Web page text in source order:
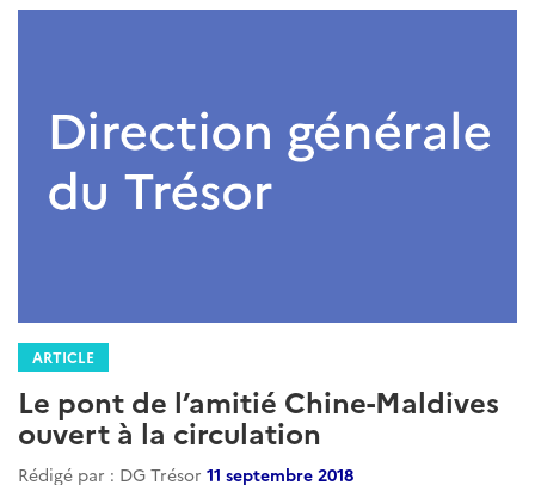
ARTICLE
Le pont de l’amitié Chine-Maldives
ouvert à la circulation
Rédigé par : DG Trésor 11 septembre 2018